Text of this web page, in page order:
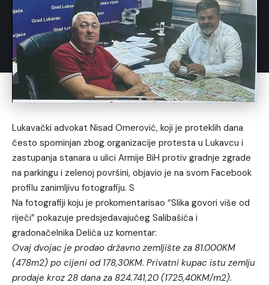
Lukavački advokat Nisad Omerović, koji je proteklih dana
često spominjan zbog organizacije protesta u Lukavcu i
zastupanja stanara u ulici Armije BiH protiv gradnje zgrade
na parkingu i zelenoj površini, objavio je na svom Facebook
profilu zanimljivu fotografiju. S
Na fotografiji koju je prokomentarisao “Slika govori više od
riječi” pokazuje predsjedavajućeg Salibašića i
gradonačelnika Delića uz komentar:
Ovaj dvojac je prodao državno zemljište za 81.000KM
(478m2) po cijeni od 178,30KM. Privatni kupac istu zemlju
prodaje kroz 28 dana za 824.741,20 (1725,40KM/m2).